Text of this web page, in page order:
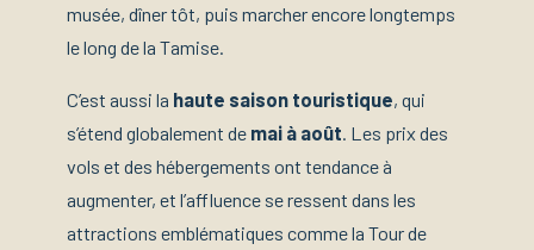
musée, dîner tôt, puis marcher encore longtemps
le long de la Tamise.
C’est aussi la haute saison touristique, qui
s’étend globalement de mai à août. Les prix des
vols et des hébergements ont tendance à
augmenter, et l’affluence se ressent dans les
attractions emblématiques comme la Tour de